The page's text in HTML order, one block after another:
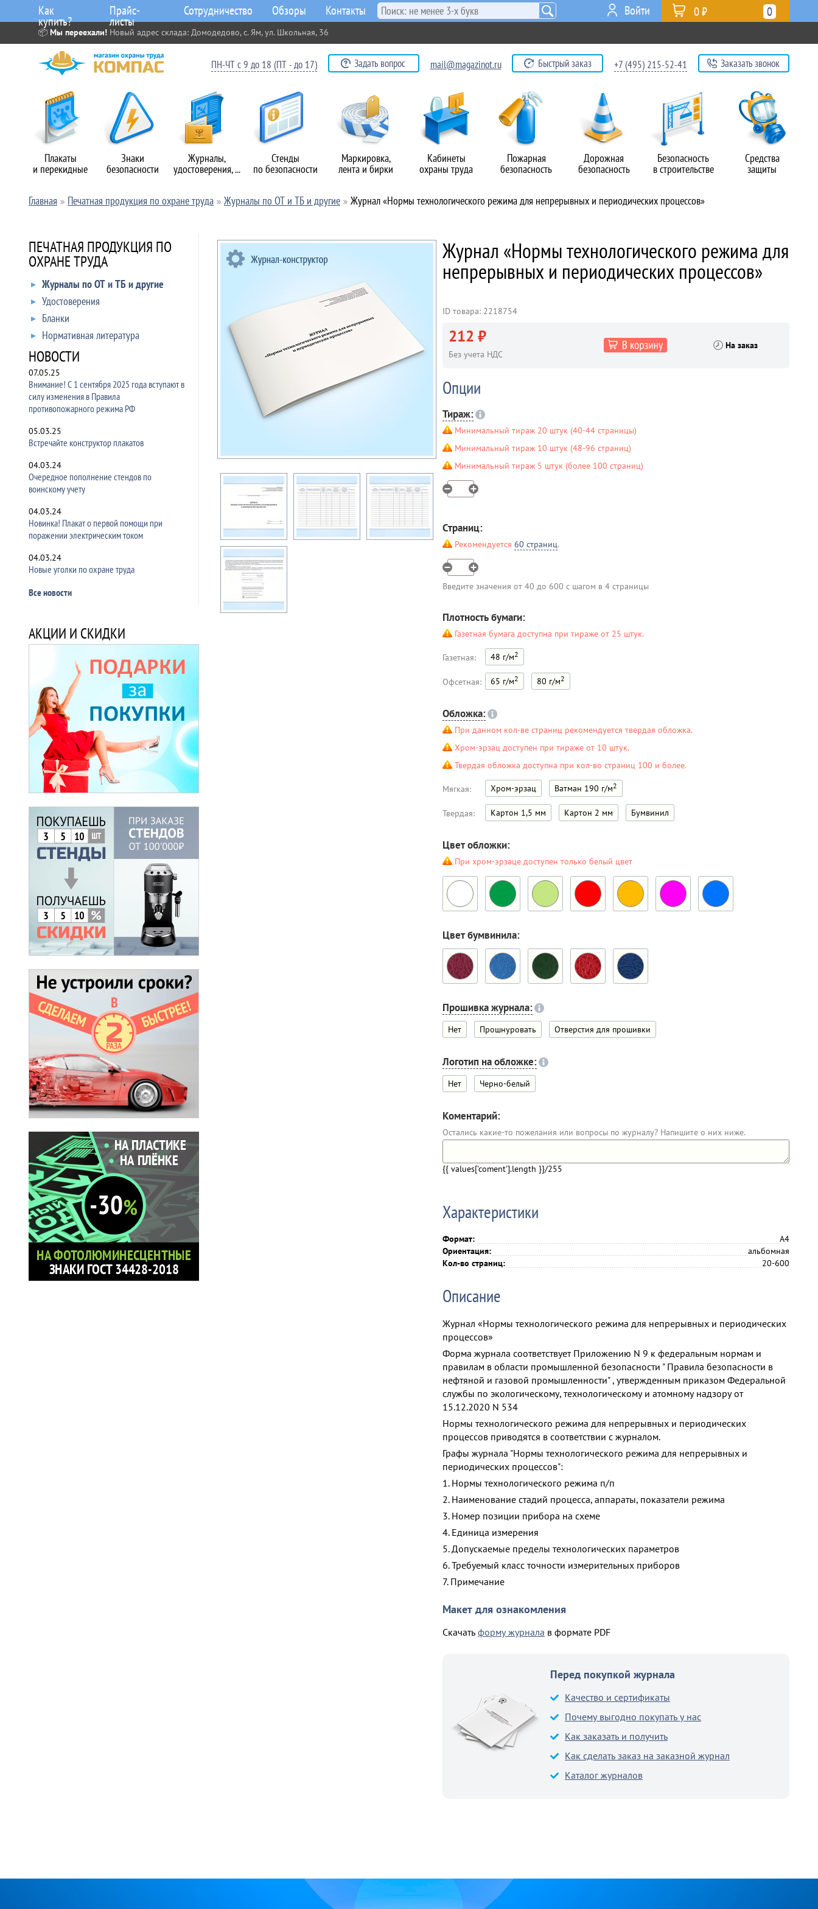
📦 Мы переехали! Новый адрес склада: Домодедово, с. Ям, ул. Школьная, 36
Плакаты
и перекидные
Знаки
безопасности
Журналы,
удостоверения, ...
Стенды
по безопасности
Маркировка,
лента и бирки
Кабинеты
охраны труда
Пожарная
безопасность
Дорожная
безопасность
Безопасность
в строительстве
Средства
защиты
Как
купить?
Прайс-
листы
Сотрудничество Обзоры Контакты 0
0 ₽
Войти
ПН-ЧТ с 9 до 18 (ПТ - до 17) Задать вопрос mail@magazinot.ru Быстрый заказ +7 (495) 215-52-41 Заказать звонок
Главная Печатная продукция по охране труда Журналы по ОТ и ТБ и другие Журнал «Нормы технологического режима для непрерывных и периодических процессов»
ПЕЧАТНАЯ ПРОДУКЦИЯ ПО
ОХРАНЕ ТРУДА
Журналы по ОТ и ТБ и другие
Удостоверения
Бланки
Нормативная литература
НОВОСТИ
07.05.25
Внимание! С 1 сентября 2025 года вступают в
силу изменения в Правила
противопожарного режима РФ
05.03.25
Встречайте конструктор плакатов
04.03.24
Очередное пополнение стендов по
воинскому учету
04.03.24
Новинка! Плакат о первой помощи при
поражении электрическим током
04.03.24
Новые уголки по охране труда
Все новости
АКЦИИ И СКИДКИ
Журнал «Нормы технологического режима для
непрерывных и периодических процессов»
ID товара: 2218754
212 ₽
Без учета НДС
На заказ
Опции
Тираж:
Минимальный тираж 20 штук (40-44 страницы)
Минимальный тираж 10 штук (48-96 страниц)
Минимальный тираж 5 штук (более 100 страниц)
Страниц:
Рекомендуется 60 страниц.
Введите значения от 40 до 600 с шагом в 4 страницы
Плотность бумаги:
Газетная бумага доступна при тираже от 25 штук.
Газетная: 48 г/м2
Офсетная: 65 г/м2 80 г/м2
Обложка:
При данном кол-ве страниц рекомендуется твердая обложка.
Хром-эрзац доступен при тираже от 10 штук.
Твердая обложка доступна при кол-во страниц 100 и более.
Мягкая: Хром-эрзац Ватман 190 г/м2
Твердая: Картон 1,5 мм Картон 2 мм Бумвинил
Цвет обложки:
При хром-эрзаце доступен только белый цвет
Цвет бумвинила:
Прошивка журнала:
Нет Прошнуровать Отверстия для прошивки
Логотип на обложке:
Нет Черно-белый
Коментарий:
Остались какие-то пожелания или вопросы по журналу? Напишите о них ниже.
{{ values['coment'].length }}/255
Характеристики
Формат:
А4
Ориентация:
альбомная
Кол-во страниц:
20-600
Описание
Журнал «Нормы технологического режима для непрерывных и периодических
процессов»
Форма журнала соответствует Приложению N 9 к федеральным нормам и
правилам в области промышленной безопасности " Правила безопасности в
нефтяной и газовой промышленности" , утвержденным приказом Федеральной
службы по экологическому, технологическому и атомному надзору от
15.12.2020 N 534
Нормы технологического режима для непрерывных и периодических
процессов приводятся в соответствии с журналом.
Графы журнала "Нормы технологического режима для непрерывных и
периодических процессов":
1. Нормы технологического режима п/п
2. Наименование стадий процесса, аппараты, показатели режима
3. Номер позиции прибора на схеме
4. Единица измерения
5. Допускаемые пределы технологических параметров
6. Требуемый класс точности измерительных приборов
7. Примечание
Макет для ознакомления
Скачать форму журнала в формате PDF
Перед покупкой журнала
Качество и сертификаты
Почему выгодно покупать у нас
Как заказать и получить
Как сделать заказ на заказной журнал
Каталог журналов